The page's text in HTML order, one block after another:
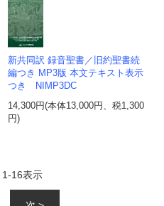
新共同訳 録音聖書／旧約聖書続
編つき MP3版 本文テキスト表示
つき NIMP3DC
14,300円(本体13,000円、税1,300
円)
1-16表示